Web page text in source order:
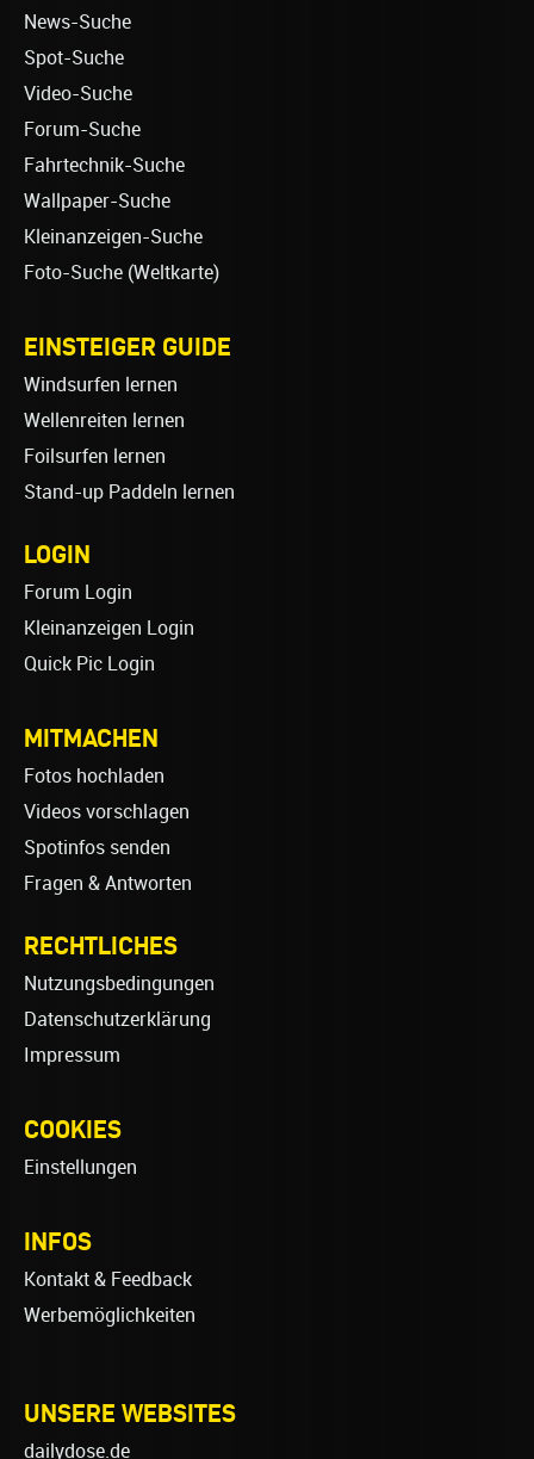
News-Suche
Spot-Suche
Video-Suche
Forum-Suche
Fahrtechnik-Suche
Wallpaper-Suche
Kleinanzeigen-Suche
Foto-Suche (Weltkarte)
EINSTEIGER GUIDE
Windsurfen lernen
Wellenreiten lernen
Foilsurfen lernen
Stand-up Paddeln lernen
LOGIN
Forum Login
Kleinanzeigen Login
Quick Pic Login
MITMACHEN
Fotos hochladen
Videos vorschlagen
Spotinfos senden
Fragen & Antworten
RECHTLICHES
Nutzungsbedingungen
Datenschutzerklärung
Impressum
COOKIES
Einstellungen
INFOS
Kontakt & Feedback
Werbemöglichkeiten
UNSERE WEBSITES
dailydose.de